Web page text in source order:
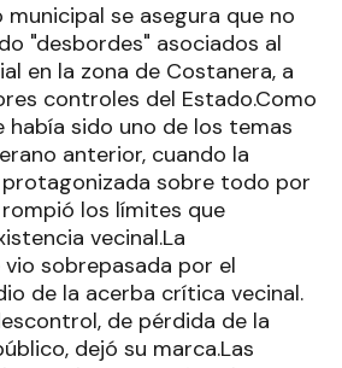
municipal se asegura que no
"desbordes" asociados al
en la zona de Costanera, a
controles del Estado.Como
había sido uno de los temas
anterior, cuando la
sobre todo por
los límites que
vecinal.La
sobrepasada por el
de la acerba crítica vecinal.
de pérdida de la
dejó su marca.Las